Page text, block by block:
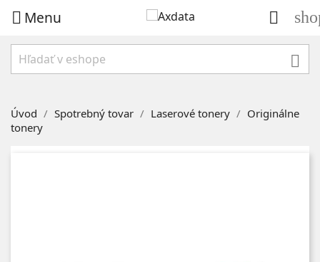
 Menu 

Úvod Spotrebný tovar Laserové tonery
Originálne
tonery